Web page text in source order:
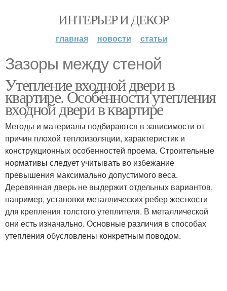
ИНТЕРЬЕР И ДЕКОР
главная новости статьи
Зазоры между стеной
Утепление входной двери в
квартире. Особенности утепления
входной двери в квартире
Методы и материалы подбираются в зависимости от
причин плохой теплоизоляции, характеристик и
конструкционных особенностей проема. Строительные
нормативы следует учитывать во избежание
превышения максимально допустимого веса.
Деревянная дверь не выдержит отдельных вариантов,
например, установки металлических ребер жесткости
для крепления толстого утеплителя. В металлической
они есть изначально. Основные различия в способах
утепления обусловлены конкретным поводом.